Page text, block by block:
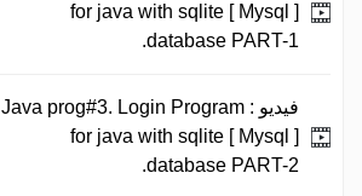
for java with sqlite [ Mysql ]
database PART-1.
فيديو : Java prog#3. Login Program
for java with sqlite [ Mysql ]
database PART-2.